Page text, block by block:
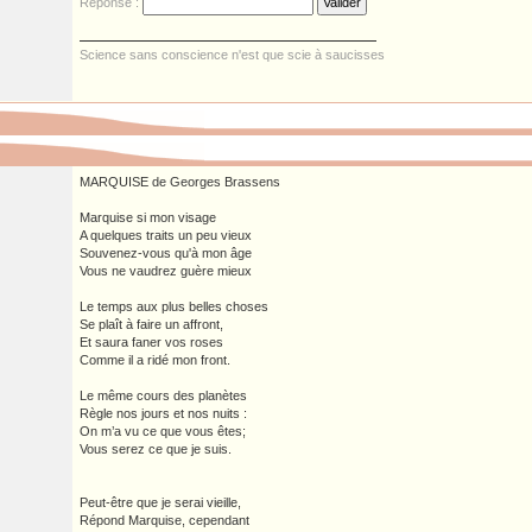
Science sans conscience n'est que scie à saucisses
MARQUISE de Georges Brassens
Marquise si mon visage
A quelques traits un peu vieux
Souvenez-vous qu'à mon âge
Vous ne vaudrez guère mieux
Le temps aux plus belles choses
Se plaît à faire un affront,
Et saura faner vos roses
Comme il a ridé mon front.
Le même cours des planètes
Règle nos jours et nos nuits :
On m’a vu ce que vous êtes;
Vous serez ce que je suis.
Peut-être que je serai vieille,
Répond Marquise, cependant